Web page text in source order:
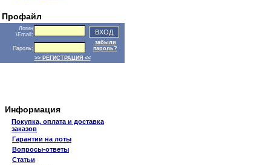
Профайл
Логин
\Email:
Пароль:
забыли
пароль?
>> РЕГИСТРАЦИЯ <<
Информация
Покупка, оплата и доставка
заказов
Гарантии на лоты
Вопросы-ответы
Статьи